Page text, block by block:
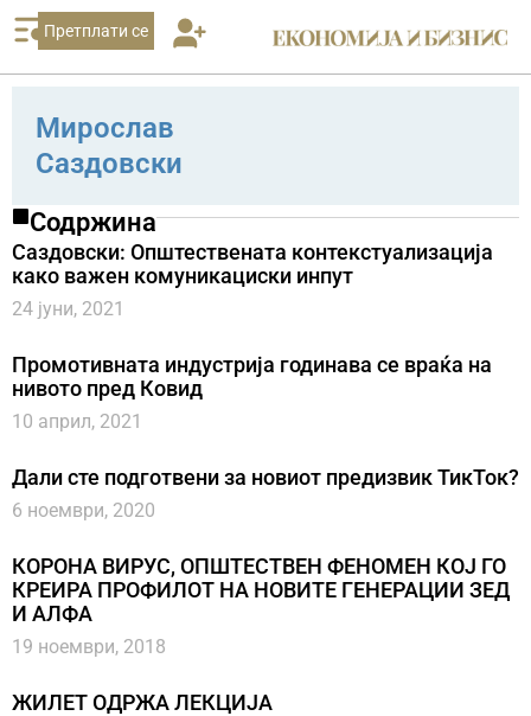
Претплати се
Мирослав
Саздовски
Содржина
Саздовски: Општествената контекстуализација
како важен комуникациски инпут
24 јуни, 2021
Промотивната индустрија годинава се враќа на
нивото пред Ковид
10 април, 2021
Дали сте подготвени за новиот предизвик ТикТок?
6 ноември, 2020
КОРОНА ВИРУС, ОПШТЕСТВЕН ФЕНОМЕН КОЈ ГО
КРЕИРА ПРОФИЛОТ НА НОВИТЕ ГЕНЕРАЦИИ ЗЕД
И АЛФА
19 ноември, 2018
ЖИЛЕТ ОДРЖА ЛЕКЦИЈА